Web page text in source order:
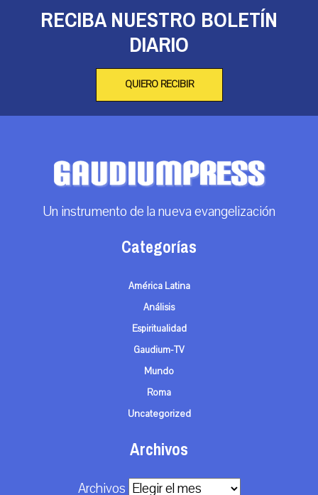
RECIBA NUESTRO BOLETÍN
DIARIO
QUIERO RECIBIR
Un instrumento de la nueva evangelización
Categorías
América Latina
Análisis
Espiritualidad
Gaudium-TV
Mundo
Roma
Uncategorized
Archivos
Archivos